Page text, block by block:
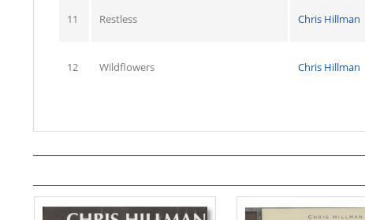
11 Restless Chris Hillman
12 Wildflowers Chris Hillman